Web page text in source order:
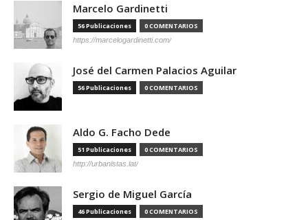
Marcelo Gardinetti
56 Publicaciones 0 COMENTARIOS
https://marcelogardinetti.com/
José del Carmen Palacios Aguilar
56 Publicaciones 0 COMENTARIOS
Aldo G. Facho Dede
51 Publicaciones 0 COMENTARIOS
http://urbanistas.lat/
Sergio de Miguel García
46 Publicaciones 0 COMENTARIOS